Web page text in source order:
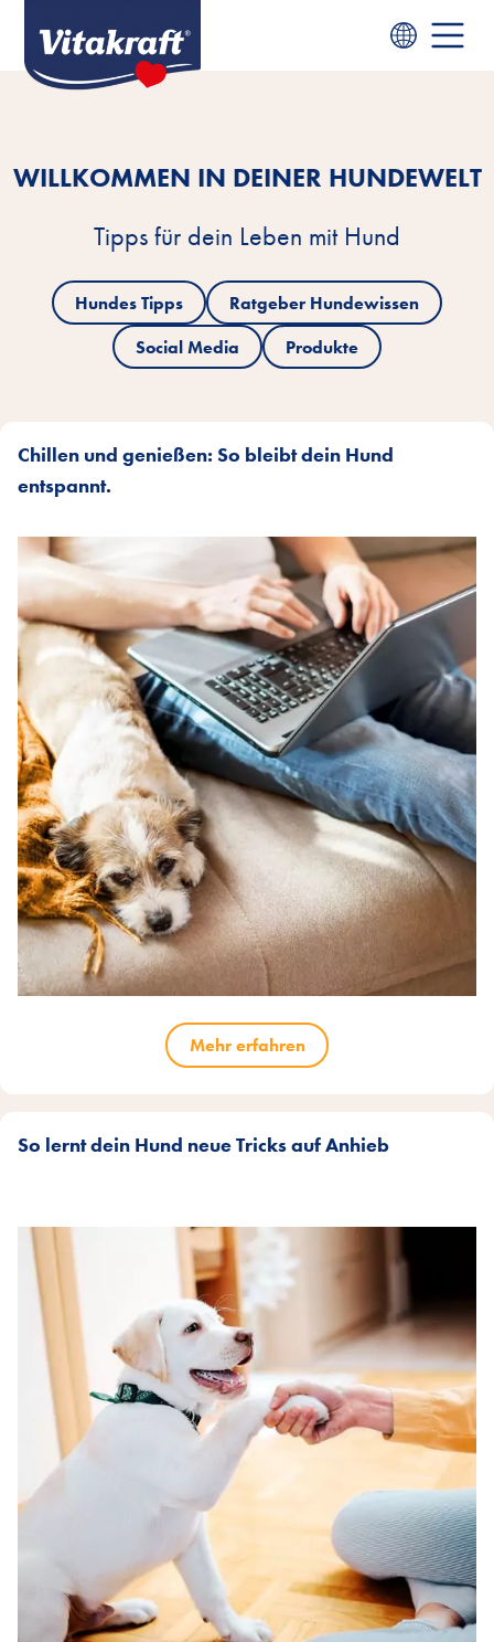
WILLKOMMEN IN DEINER HUNDEWELT
Tipps für dein Leben mit Hund
Hundes Tipps
Ratgeber Hundewissen
Social Media
Produkte
Chillen und genießen: So bleibt dein Hund
entspannt.
Mehr erfahren
So lernt dein Hund neue Tricks auf Anhieb